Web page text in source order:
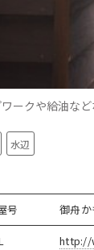
ークや給油な
水辺
号 御舟か
http://